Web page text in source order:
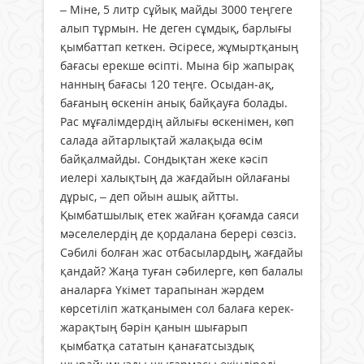
– Міне, 5 литр сұйық майды 3000 теңгеге
алып тұрмын. Не деген сұмдық, барлығы
қымбаттап кеткен. Әсіресе, жұмыртқаның
бағасы ерекше өсіпті. Мына бір жапырақ
нанның бағасы 120 теңге. Осыдан-ақ,
бағаның өскенін анық байқауға болады.
Рас мұғалімдердің айлығы өскенімен, көп
салада айтарлықтай жалақыда өсім
байқалмайды. Сондықтан жеке кәсіп
иелері халықтың да жағдайын ойлағаны
дұрыс, – деп ойын ашық айтты.
Қымбатшылық етек жайған қоғамда саяси
мәселелердің де қордалана берері сөзсіз.
Сәбилі болған жас отбасылардың, жағдайы
қандай? Жаңа туған сәбилерге, көп балалы
аналарға Үкімет тарапынан жәрдем
көрсетіліп жатқанымен сол балаға керек-
жарақтың бәрін қанын шығарып
қымбатқа сататын қанағатсыздық